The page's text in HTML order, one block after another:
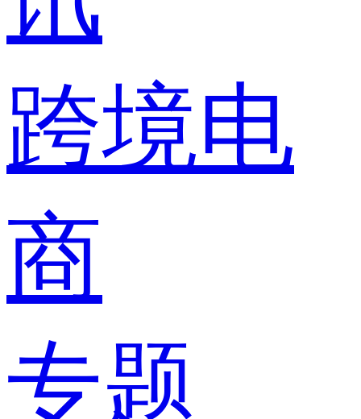
跨境电
商
专题